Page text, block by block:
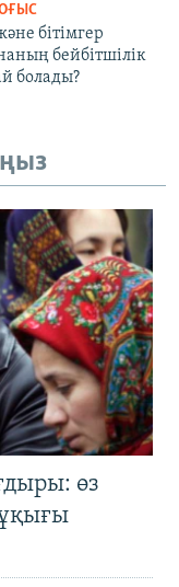
бітімгер
бейбітшілік
болады?
өз